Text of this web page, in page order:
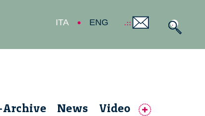
ITA ENG
News Video